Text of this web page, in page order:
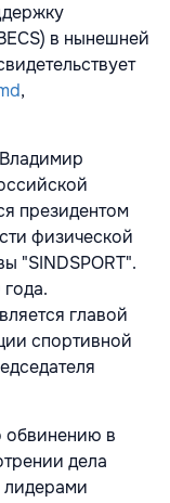
в нынешней
,
президентом
физической
"SINDSPORT".
главой
спортивной
обвинению в
дела
лидерами